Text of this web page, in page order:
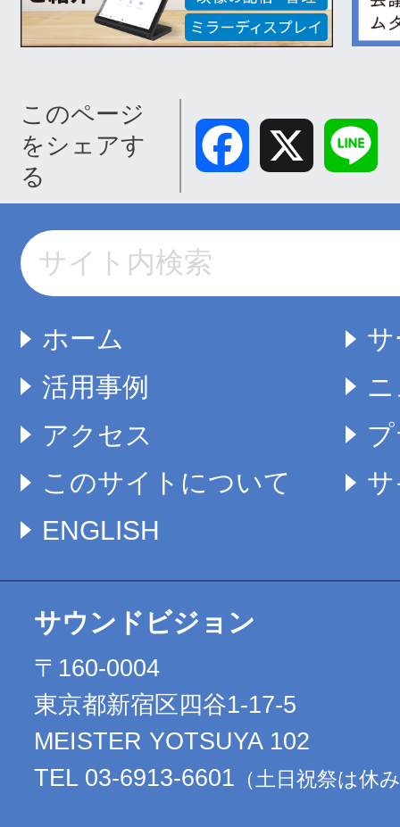
このページ
をシェアす
る
Facebook
ホーム
活用事例
アクセス
このサイトについて
ENGLISH
サウンドビジョン
〒160-0004
東京都新宿区四谷1-17-5
MEISTER YOTSUYA 102
TEL 03-6913-6601 （土日祝祭は休